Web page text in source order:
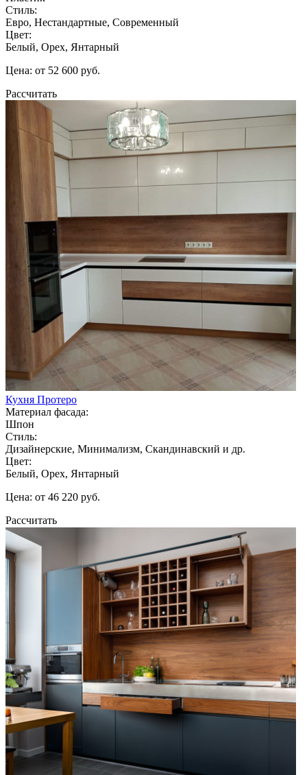
Стиль:
Евро, Нестандартные, Современный
Цвет:
Белый, Орех, Янтарный
Цена: от 52 600 руб.
Рассчитать
Кухня Протеро
Материал фасада:
Шпон
Стиль:
Дизайнерские, Минимализм, Скандинавский и др.
Цвет:
Белый, Орех, Янтарный
Цена: от 46 220 руб.
Рассчитать